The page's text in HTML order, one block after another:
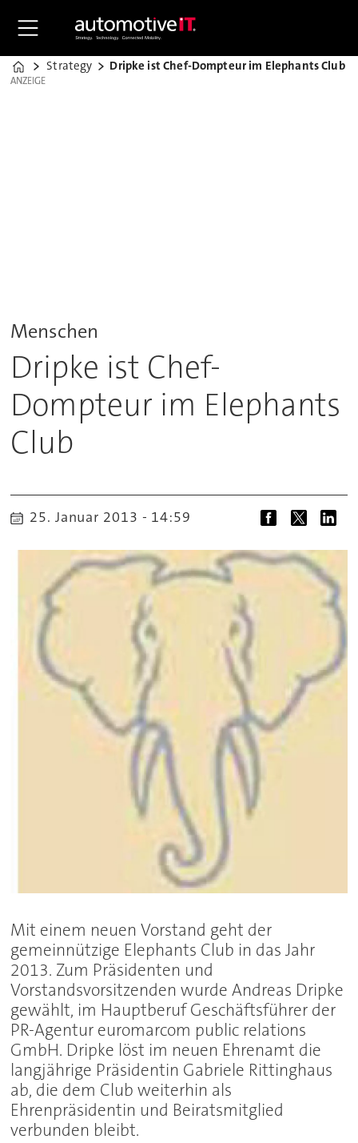
Home
Strategy Dripke ist Chef-Dompteur im Elephants Club
ANZEIGE
ANZEIGE
Menschen
Dripke ist Chef-
Dompteur im Elephants
Club
25. Januar 2013 - 14:59
Mit einem neuen Vorstand geht der
gemeinnützige Elephants Club in das Jahr
2013. Zum Präsidenten und
Vorstandsvorsitzenden wurde Andreas Dripke
gewählt, im Hauptberuf Geschäftsführer der
PR-Agentur euromarcom public relations
GmbH. Dripke löst im neuen Ehrenamt die
langjährige Präsidentin Gabriele Rittinghaus
ab, die dem Club weiterhin als
Ehrenpräsidentin und Beiratsmitglied
verbunden bleibt.